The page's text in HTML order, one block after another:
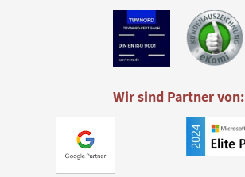
Wir sind Partner von: